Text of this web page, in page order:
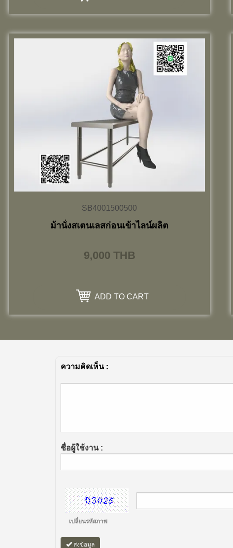
SB4001500500
ม้านั่งสเตนเลสก่อนเข้าไลน์ผลิต
9,000 THB
ADD TO CART
ความคิดเห็น :
ชื่อผู้ใช้งาน :
เปลี่ยนรหัสภาพ
ส่งข้อมูล